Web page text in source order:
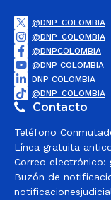
para escuchar
colombianos
Nacional de
@DNP_COLOMBIA
@DNP_COLOMBIA
@DNPCOLOMBIA
@DNP COLOMBIA
DNP COLOMBIA
@DNP_COLOMBIA
Contacto
Teléfono
Línea gratuita
Correo electrónico:
Buzón de